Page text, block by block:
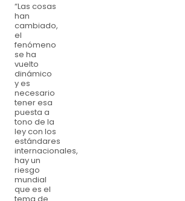
“Las cosas
han
cambiado,
el
fenómeno
se ha
vuelto
dinámico
y es
necesario
tener esa
puesta a
tono de la
ley con los
estándares
internacionales,
hay un
riesgo
mundial
que es el